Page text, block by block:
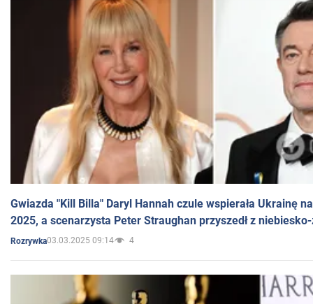
Gwiazda "Kill Billa" Daryl Hannah czule wspierała Ukrainę
2025, a scenarzysta Peter Straughan przyszedł z
Rozrywka03.03.2025 09:14 4